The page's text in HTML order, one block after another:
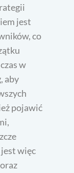
jest
co
w
aby
pojawić
więc